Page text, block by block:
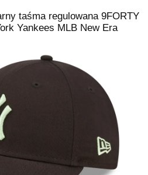
taśma regulowana 9FORTY
Yankees MLB New Era